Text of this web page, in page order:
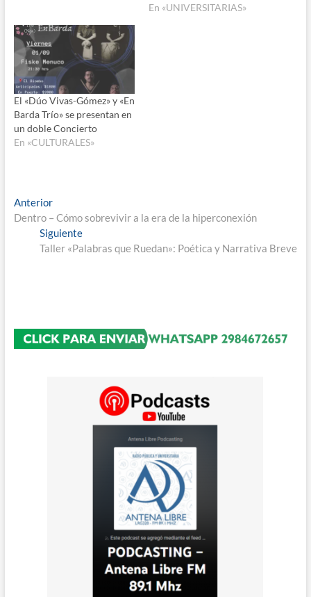
En «UNIVERSITARIAS»
El «Dúo Vivas-Gómez» y «En
Barda Trío» se presentan en
un doble Concierto
En «CULTURALES»
Navegación
de
entradas
AnteriorEntrada
anterior:
Dentro – Cómo sobrevivir a la era de la hiperconexión
SiguienteEntrada
siguiente:
Taller «Palabras que Ruedan»: Poética y Narrativa Breve